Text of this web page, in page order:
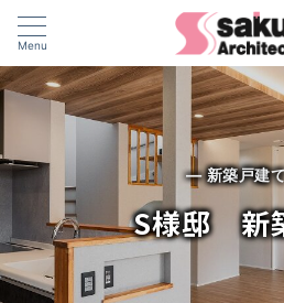
Menu
— 新築戸建
S様邸 新